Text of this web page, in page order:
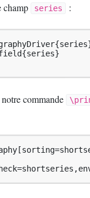
champ
series :
commande